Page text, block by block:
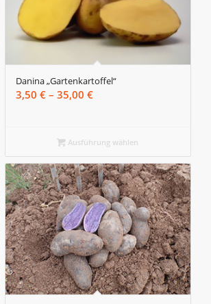
Danina „Gartenkartoffel“
3,50 € – 35,00 €Preisspanne:
35,00 €
Ausführung wählen